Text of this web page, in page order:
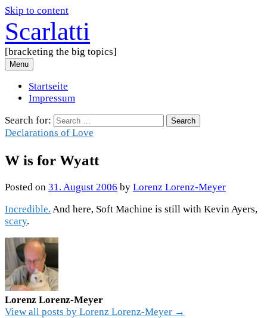
Skip to content
Scarlatti
[bracketing the big topics]
Menu
Startseite
Impressum
Search for:
Declarations of Love
W is for Wyatt
Posted on 31. August 2006 by Lorenz Lorenz-Meyer
Incredible. And here, Soft Machine is still with Kevin Ayers,
scary.
Lorenz Lorenz-Meyer
View all posts by Lorenz Lorenz-Meyer →